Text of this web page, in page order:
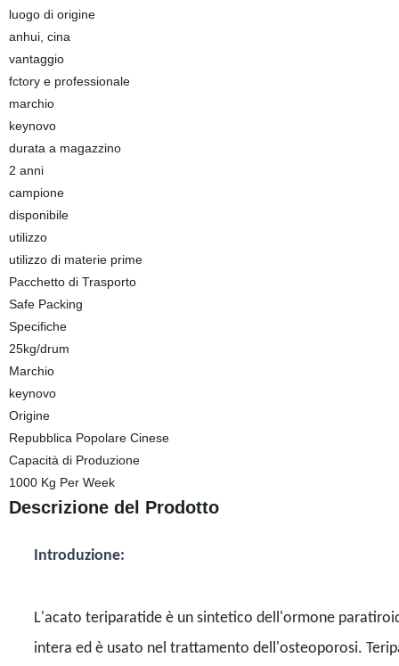
luogo di origine
anhui, cina
vantaggio
fctory e professionale
marchio
keynovo
durata a magazzino
2 anni
campione
disponibile
utilizzo
utilizzo di materie prime
Pacchetto di Trasporto
Safe Packing
Specifiche
25kg/drum
Marchio
keynovo
Origine
Repubblica Popolare Cinese
Capacità di Produzione
1000 Kg Per Week
Descrizione del Prodotto
Introduzione:
L'acato teriparatide è un sintetico dell'ormone
intera ed è usato nel trattamento dell'osteoporosi.